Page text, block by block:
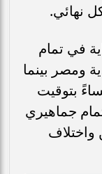
نهائي.
في تمام
ومصر بينما
عند الساعة 10:00 مساءً بتوقيت
جماهيري
واختلاف